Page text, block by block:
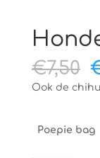
€7,50
Ook de
Poepie bag